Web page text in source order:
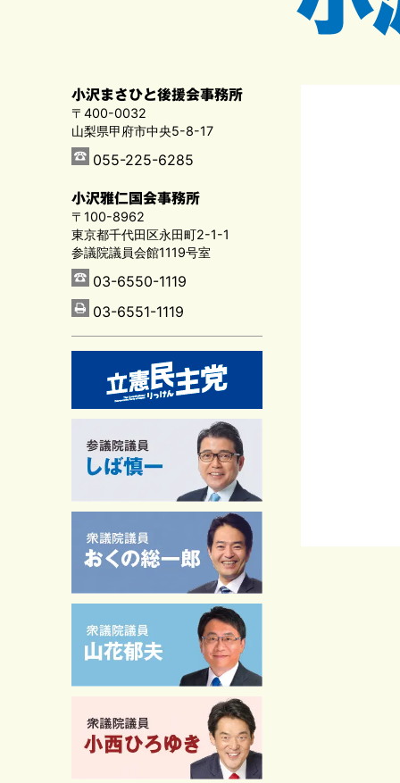
小沢まさひと後援会事務所
〒400-0032
山梨県甲府市中央5-8-17
055-225-6285
小沢雅仁国会事務所
〒100-8962
東京都千代田区永田町2-1-1
参議院議員会館1119号室
03-6550-1119
03-6551-1119